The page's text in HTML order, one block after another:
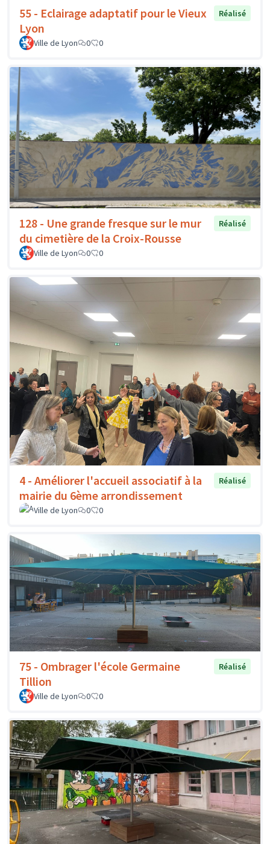
55 - Eclairage adaptatif pour le Vieux
Lyon
Réalisé
Ville de Lyon 0 0
128 - Une grande fresque sur le mur
du cimetière de la Croix-Rousse
Réalisé
Ville de Lyon 0 0
4 - Améliorer l'accueil associatif à la
mairie du 6ème arrondissement
Réalisé
Ville de Lyon 0 0
75 - Ombrager l'école Germaine
Tillion
Réalisé
Ville de Lyon 0 0